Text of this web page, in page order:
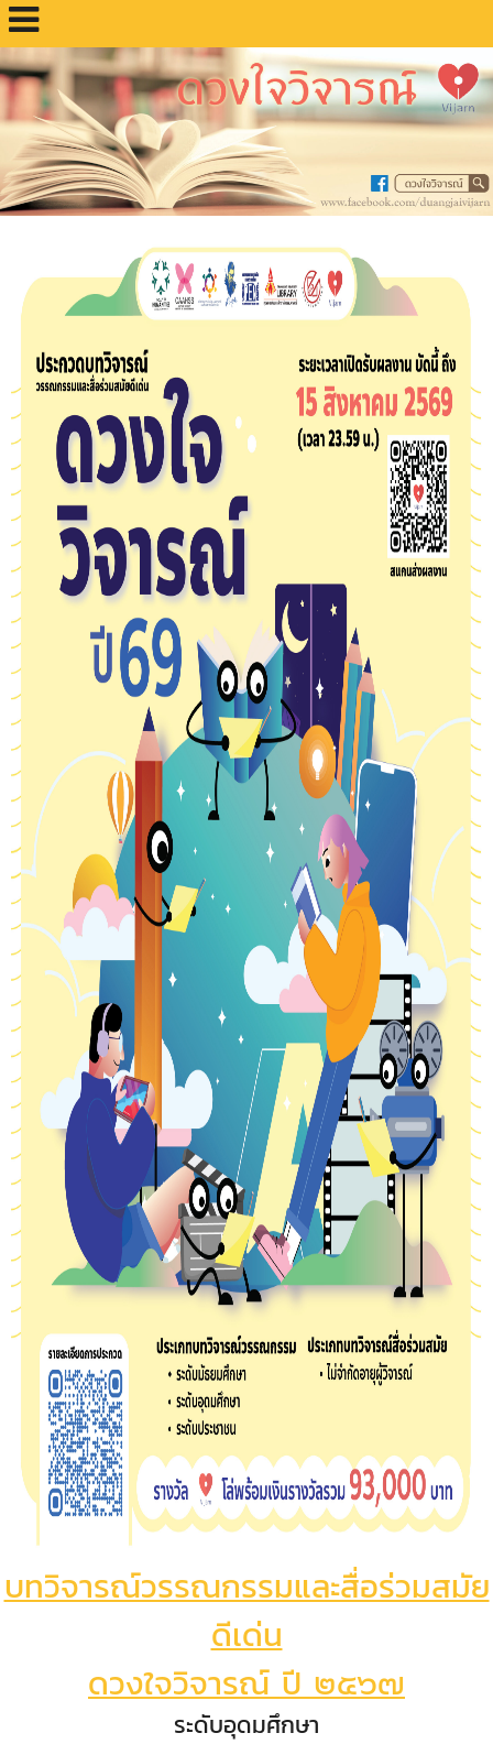
บทวิจารณ์วรรณกรรมและสื่อร่วมสมัย
ดีเด่น
ดวงใจวิจารณ์ ปี ๒๕๖๗
ระดับอุดมศึกษา